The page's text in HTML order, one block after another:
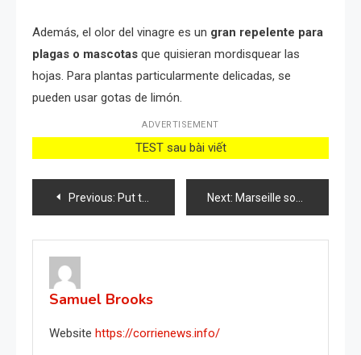
Además, el olor del vinagre es un gran repelente para
plagas o mascotas que quisieran mordisquear las
hojas. Para plantas particularmente delicadas, se
pueden usar gotas de limón.
ADVERTISEMENT
TEST sau bài viết
Post
navigation
Previous: Put this for 1 hour in your house, you will never see flies, mosquitoes or cockroaches again. Next: Marseille soap: put it in the washing machine and it will give you extraordinary results.
Samuel Brooks
Website https://corrienews.info/